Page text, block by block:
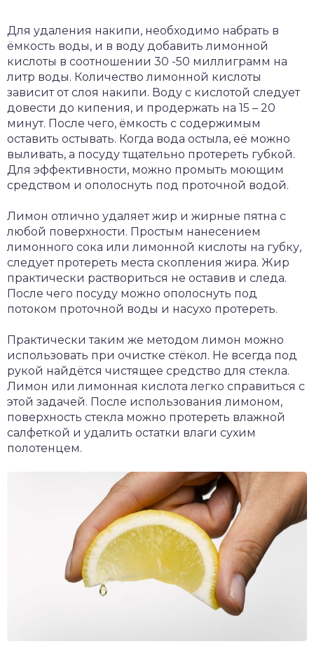
Для удаления накипи, необходимо набрать в
ёмкость воды, и в воду добавить лимонной
кислоты в соотношении 30 -50 миллиграмм на
литр воды. Количество лимонной кислоты
зависит от слоя накипи. Воду с кислотой следует
довести до кипения, и продержать на 15 – 20
минут. После чего, ёмкость с содержимым
оставить остывать. Когда вода остыла, её можно
выливать, а посуду тщательно протереть губкой.
Для эффективности, можно промыть моющим
средством и ополоснуть под проточной водой.
Лимон отлично удаляет жир и жирные пятна с
любой поверхности. Простым нанесением
лимонного сока или лимонной кислоты на губку,
следует протереть места скопления жира. Жир
практически раствориться не оставив и следа.
После чего посуду можно ополоснуть под
потоком проточной воды и насухо протереть.
Практически таким же методом лимон можно
использовать при очистке стёкол. Не всегда под
рукой найдётся чистящее средство для стекла.
Лимон или лимонная кислота легко справиться с
этой задачей. После использования лимоном,
поверхность стекла можно протереть влажной
салфеткой и удалить остатки влаги сухим
полотенцем.